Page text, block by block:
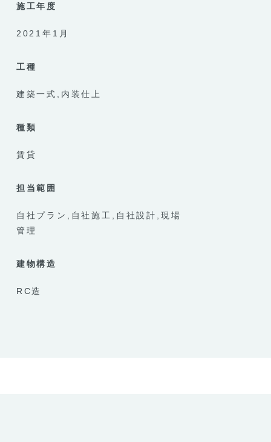
施工年度
2021年1月
工種
建築一式 内装仕上
種類
賃貸
担当範囲
自社プラン 自社施工 自社設計
現場
管理
建物構造
RC造